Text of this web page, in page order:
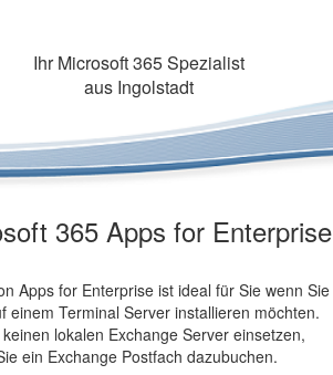
Ihr Microsoft 365 Spezialist
aus Ingolstadt
365 Apps for Enterprise
Apps for Enterprise ist ideal für Sie wenn Sie
einem Terminal Server installieren möchten.
lokalen Exchange Server einsetzen,
ein Exchange Postfach dazubuchen.